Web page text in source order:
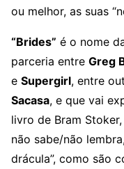
ou melhor, as suas
“Brides” é o nome
parceria entre Greg
e Supergirl, entre
Sacasa, e que vai
livro de Bram Stoker,
não sabe/não
drácula”, como são